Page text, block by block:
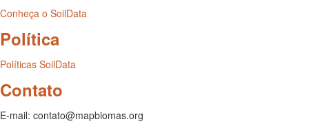
Conheça o SoilData
Política
Políticas SoilData
Contato
E-mail: contato@mapbiomas.org